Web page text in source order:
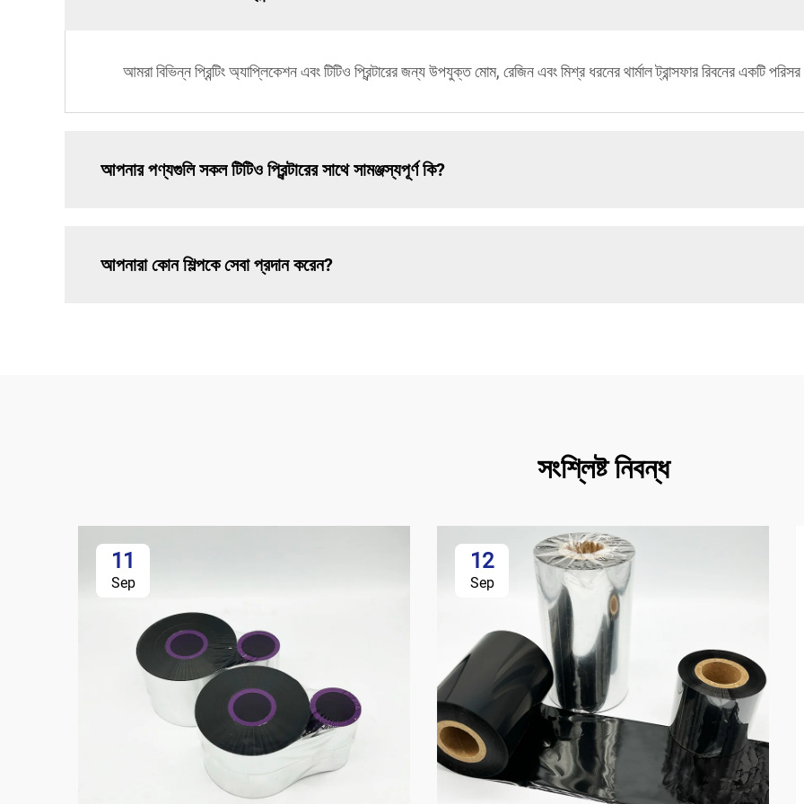
আমরা বিভিন্ন প্রিন্টিং অ্যাপ্লিকেশন এবং টিটিও প্রিন্টারের জন্য উপযুক্ত মোম, রেজিন এবং মিশ্র ধরনের থার্মাল ট্রান্সফার রিবনের একটি
আপনার পণ্যগুলি সকল টিটিও প্রিন্টারের সাথে সামঞ্জস্যপূর্ণ কি?
আপনারা কোন শিল্পকে সেবা প্রদান করেন?
সংশ্লিষ্ট নিবন্ধ
11
Sep
12
Sep